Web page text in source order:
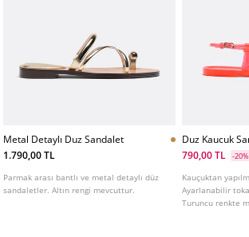
Metal Detaylı Duz Sandalet
1.790,00 TL
Parmak arası bantlı ve metal detaylı düz
sandaletler. Altın rengi mevcuttur.
Duz Kaucuk
790,00 TL
-20%
Kauçuktan
Ayarlanabilir
Turuncu renkte